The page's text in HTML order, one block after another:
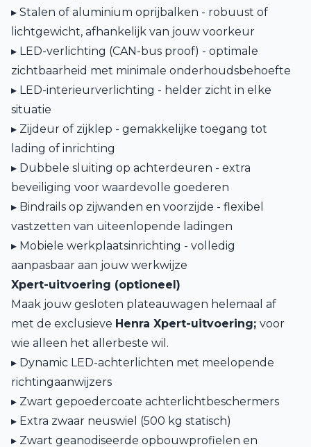
▸ Stalen of aluminium oprijbalken - robuust of
lichtgewicht, afhankelijk van jouw voorkeur
▸ LED-verlichting (CAN-bus proof) - optimale
zichtbaarheid met minimale onderhoudsbehoefte
▸ LED-interieurverlichting - helder zicht in elke
situatie
▸ Zijdeur of zijklep - gemakkelijke toegang tot
lading of inrichting
▸ Dubbele sluiting op achterdeuren - extra
beveiliging voor waardevolle goederen
▸ Bindrails op zijwanden en voorzijde - flexibel
vastzetten van uiteenlopende ladingen
▸ Mobiele werkplaatsinrichting - volledig
aanpasbaar aan jouw werkwijze
Xpert-uitvoering (optioneel)
Maak jouw gesloten plateauwagen helemaal af
met de exclusieve Henra Xpert-uitvoering; voor
wie alleen het allerbeste wil.
▸ Dynamic LED-achterlichten met meelopende
richtingaanwijzers
▸ Zwart gepoedercoate achterlichtbeschermers
▸ Extra zwaar neuswiel (500 kg statisch)
▸ Zwart geanodiseerde opbouwprofielen en